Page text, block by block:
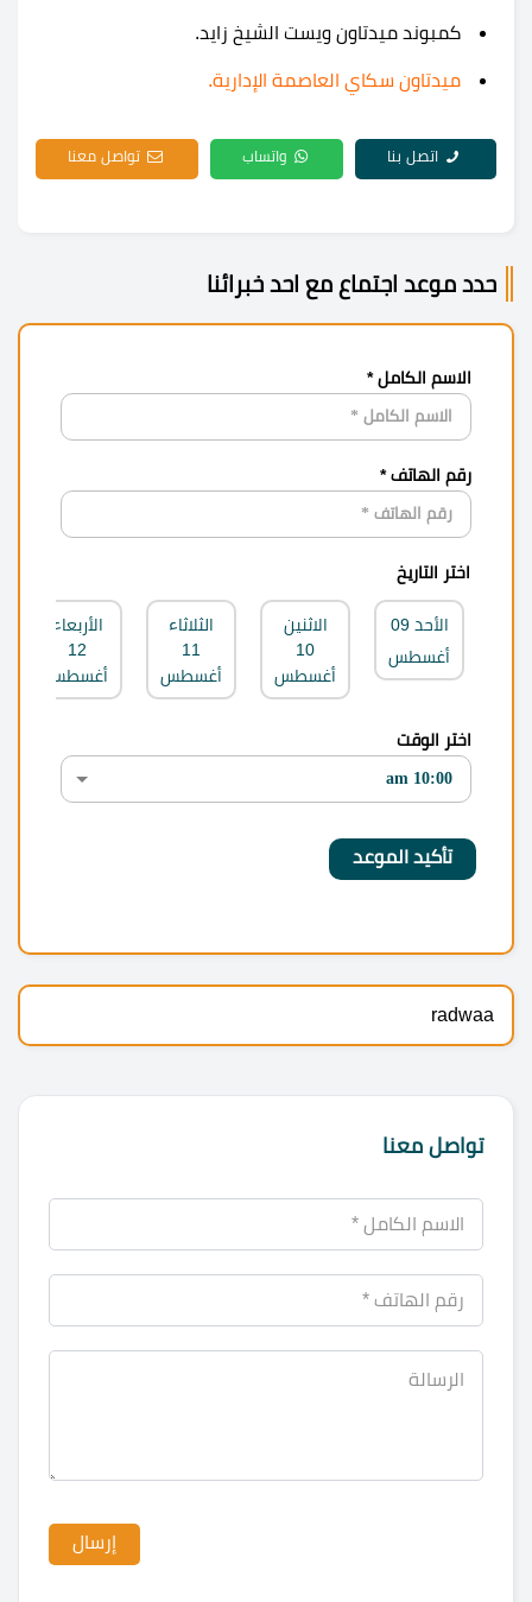
كمبوند ميدتاون ويست الشيخ زايد.
ميدتاون سكاي العاصمة الإدارية.
اتصل بنا واتساب تواصل معنا
حدد موعد اجتماع مع احد خبرائنا
الاسم الكامل *
رقم الهاتف *
اختر التاريخ
الأحد 09
أغسطس
الاثنين
10
أغسطس
الثلاثاء
11
أغسطس
الأربعاء
12
أغسطس
اختر الوقت
radwaa
تواصل معنا